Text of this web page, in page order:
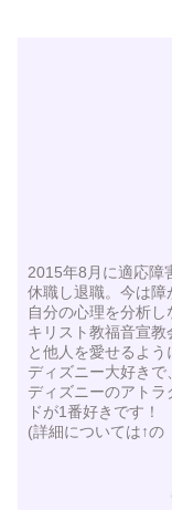
2015年8月に適応障
休職し退職。今は障
自分の心理を分析
キリスト教福音宣
と他人を愛せるよ
ディズニー大好きで
ディズニーのアトラ
ドが1番好きです！
(詳細については↑の